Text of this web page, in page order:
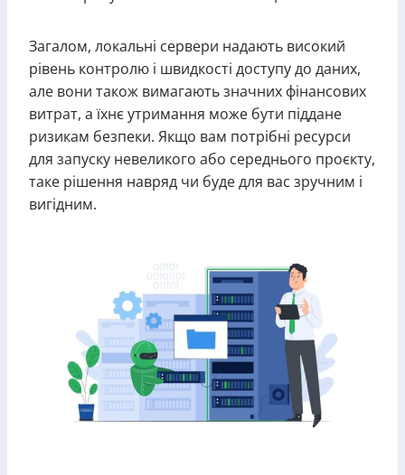
Загалом, локальні сервери надають високий
рівень контролю і швидкості доступу до даних,
але вони також вимагають значних фінансових
витрат, а їхнє утримання може бути піддане
ризикам безпеки. Якщо вам потрібні ресурси
для запуску невеликого або середнього проєкту,
таке рішення навряд чи буде для вас зручним і
вигідним.